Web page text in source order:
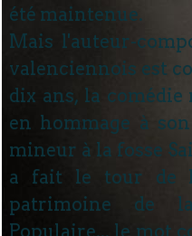
été maintenue.
Mais l'auteur-
valenciennois est
dix ans, la
en hommage à
mineur à la fosse
a fait le tour de
patrimoine de